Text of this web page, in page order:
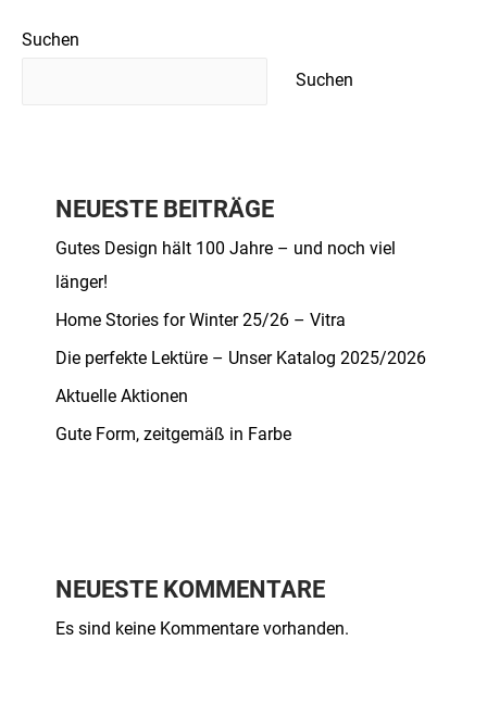
Suchen
Suchen
NEUESTE BEITRÄGE
Gutes Design hält 100 Jahre – und noch viel
länger!
Home Stories for Winter 25/26 – Vitra
Die perfekte Lektüre – Unser Katalog 2025/2026
Aktuelle Aktionen
Gute Form, zeitgemäß in Farbe
NEUESTE KOMMENTARE
Es sind keine Kommentare vorhanden.